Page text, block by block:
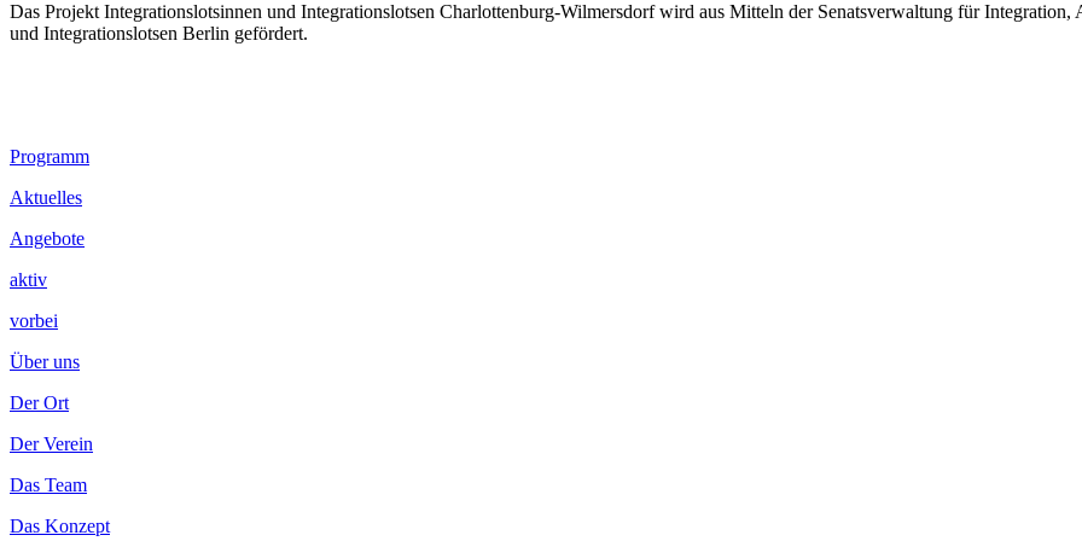
Das Projekt Integrationslotsinnen und Integrationslotsen Charlottenburg-Wilmersdorf wird aus Mitteln der Senatsverwaltung für
und Integrationslotsen Berlin gefördert.
Footer
Inhalt
Programm
Aktuelles
Angebote
aktiv
vorbei
Über uns
Der Ort
Der Verein
Das Team
Das Konzept